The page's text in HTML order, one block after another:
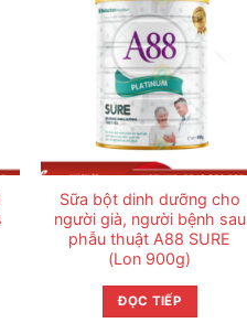
Sữa bột dinh dưỡng cho
người già, người bệnh sau
phẫu thuật A88 SURE
(Lon 900g)
ĐỌC TIẾP